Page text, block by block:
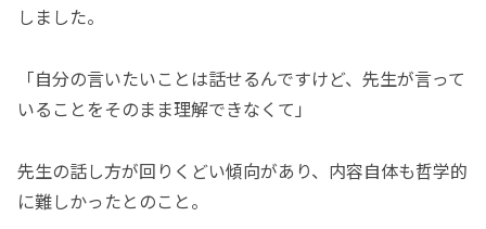
しました。
「自分の言いたいことは話せるんですけど、先生が言って
いることをそのまま理解できなくて」
先生の話し方が回りくどい傾向があり、内容自体も哲学的
に難しかったとのこと。